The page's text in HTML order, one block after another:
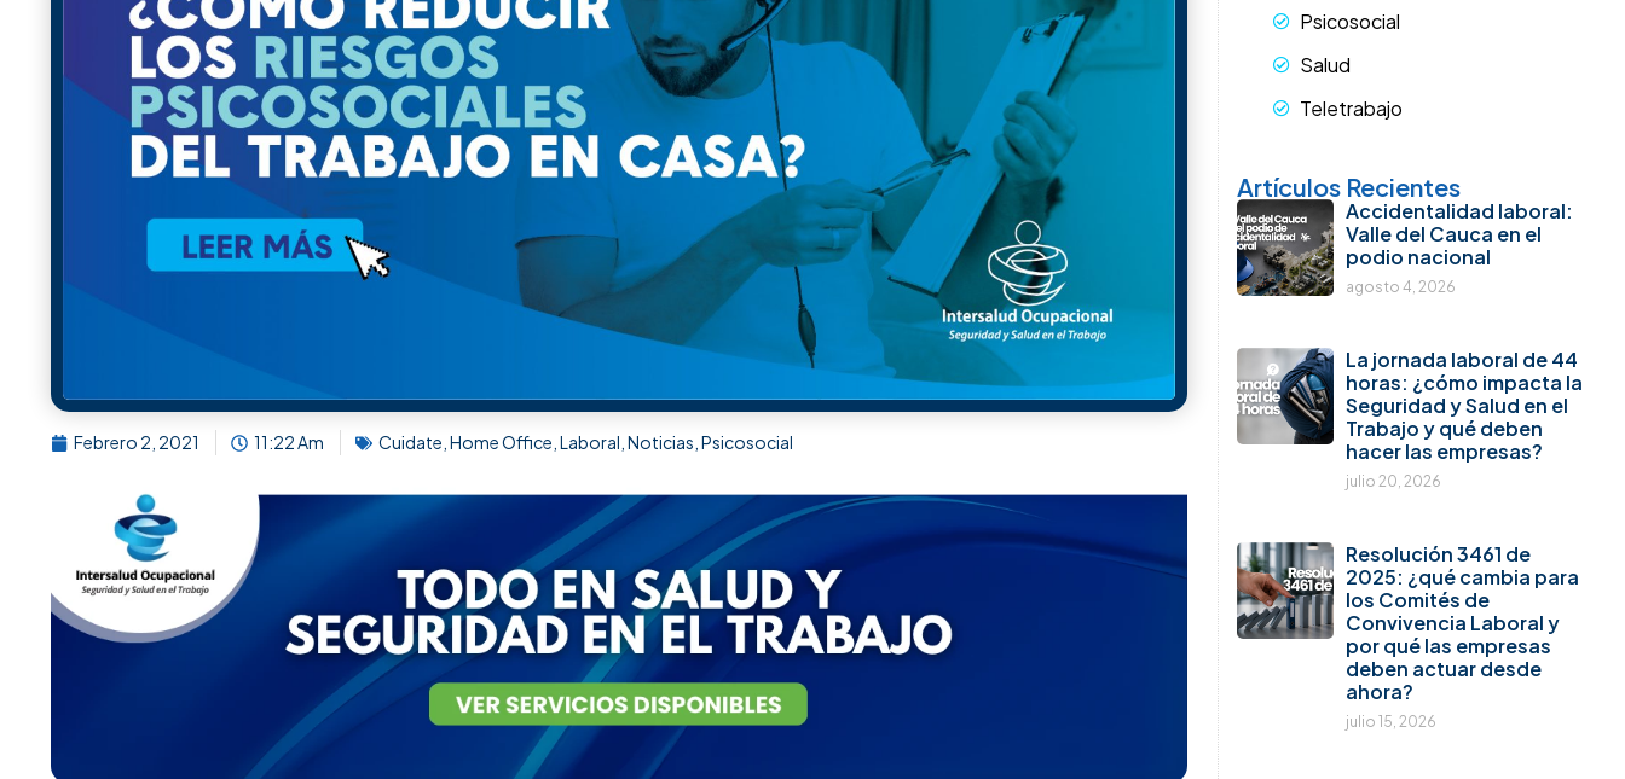
Febrero 2, 2021 11:22 Am Cuidate Home Office Laboral Noticias Psicosocial
Psicosocial
Salud
Teletrabajo
Artículos Recientes
Accidentalidad laboral:
Valle del Cauca en el
podio nacional
agosto 4, 2026
La jornada laboral de 44
horas: ¿cómo impacta la
Seguridad y Salud en el
Trabajo y qué deben
hacer las empresas?
julio 20, 2026
Resolución 3461 de
2025: ¿qué cambia para
los Comités de
Convivencia Laboral y
por qué las empresas
deben actuar desde
ahora?
julio 15, 2026